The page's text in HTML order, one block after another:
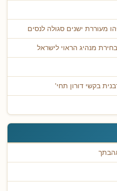
מעוררת ישנים סגולה לנסים
מנהיג הראוי לישראל
בקשי דורון תחי'